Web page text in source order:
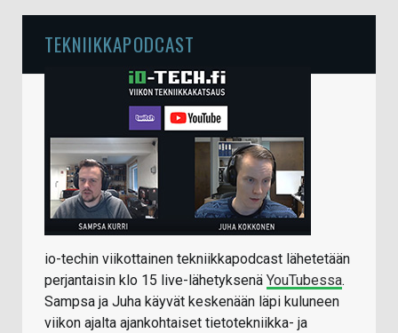
TEKNIIKKAPODCAST
io-techin viikottainen tekniikkapodcast lähetetään
perjantaisin klo 15 live-lähetyksenä YouTubessa.
Sampsa ja Juha käyvät keskenään läpi kuluneen
viikon ajalta ajankohtaiset tietotekniikka- ja